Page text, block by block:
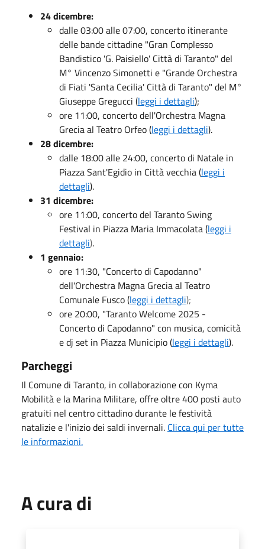
24 dicembre:
dalle 03:00 alle 07:00, concerto itinerante
delle bande cittadine "Gran Complesso
Bandistico 'G. Paisiello' Città di Taranto" del
M° Vincenzo Simonetti e "Grande Orchestra
di Fiati 'Santa Cecilia' Città di Taranto" del M°
Giuseppe Gregucci (leggi i dettagli);
ore 11:00, concerto dell'Orchestra Magna
Grecia al Teatro Orfeo (leggi i dettagli).
28 dicembre:
dalle 18:00 alle 24:00, concerto di Natale in
Piazza Sant'Egidio in Città vecchia (leggi i
dettagli).
31 dicembre:
ore 11:00, concerto del Taranto Swing
Festival in Piazza Maria Immacolata (leggi i
dettagli).
1 gennaio:
ore 11:30, "Concerto di Capodanno"
dell'Orchestra Magna Grecia al Teatro
Comunale Fusco (leggi i dettagli);
ore 20:00, "Taranto Welcome 2025 -
Concerto di Capodanno" con musica, comicità
e dj set in Piazza Municipio (leggi i dettagli).
Parcheggi
Il Comune di Taranto, in collaborazione con Kyma
Mobilità e la Marina Militare, offre oltre 400 posti auto
gratuiti nel centro cittadino durante le festività
natalizie e l'inizio dei saldi invernali. Clicca qui per tutte
le informazioni.
A cura di